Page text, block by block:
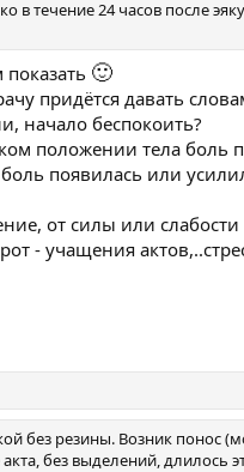
в течение 24 часов после
🙂
придётся давать
начало беспокоить?
положении тела боль
появилась или
от силы или
- учащения
без резины. Возник понос
без выделений, длилось